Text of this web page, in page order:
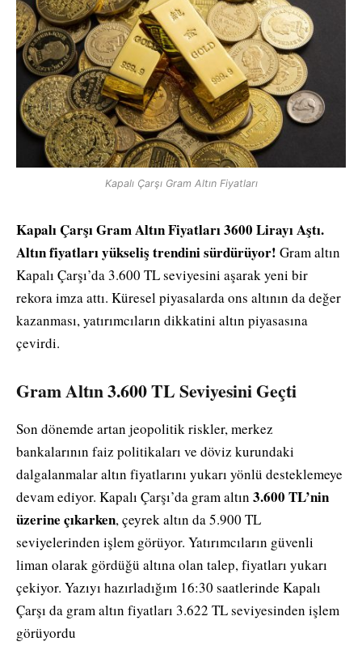
Kapalı Çarşı Gram Altın Fiyatları
Kapalı Çarşı Gram Altın Fiyatları 3600 Lirayı Aştı.
Altın fiyatları yükseliş trendini sürdürüyor! Gram altın
Kapalı Çarşı’da 3.600 TL seviyesini aşarak yeni bir
rekora imza attı. Küresel piyasalarda ons altının da değer
kazanması, yatırımcıların dikkatini altın piyasasına
çevirdi.
Gram Altın 3.600 TL Seviyesini Geçti
Son dönemde artan jeopolitik riskler, merkez
bankalarının faiz politikaları ve döviz kurundaki
dalgalanmalar altın fiyatlarını yukarı yönlü desteklemeye
devam ediyor. Kapalı Çarşı’da gram altın 3.600 TL’nin
üzerine çıkarken, çeyrek altın da 5.900 TL
seviyelerinden işlem görüyor. Yatırımcıların güvenli
liman olarak gördüğü altına olan talep, fiyatları yukarı
çekiyor. Yazıyı hazırladığım 16:30 saatlerinde Kapalı
Çarşı da gram altın fiyatları 3.622 TL seviyesinden işlem
görüyordu